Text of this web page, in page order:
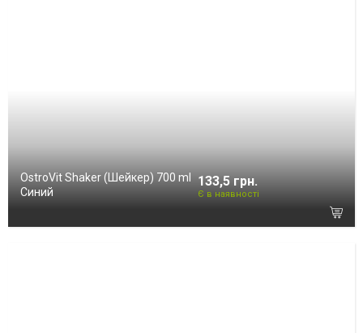
OstroVit Shaker (Шейкер) 700 ml
Синий
133,5 грн.
Є в наявності